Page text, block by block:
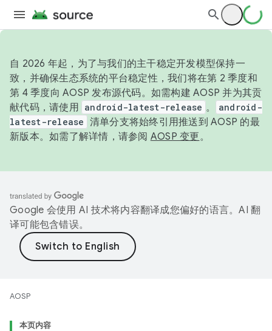
自 2026 年起，为了与我们的主干稳定开发模型保持一
致，并确保生态系统的平台稳定性，我们将在第 2 季度和
第 4 季度向 AOSP 发布源代码。如需构建 AOSP 并为其贡
献代码，请使用 android-latest-release 。
android-
latest-release 清单分支将始终引用推送到 AOSP 的最
新版本。如需了解详情，请参阅 AOSP 变更。
Google 会使用 AI 技术将内容翻译成您偏好的语言。AI 翻
译可能包含错误。
AOSP
本页内容